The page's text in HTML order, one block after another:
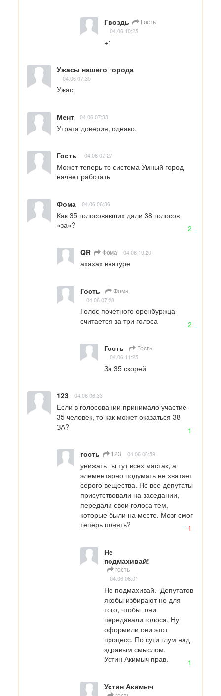
Гвоздь Гость
04.06 10:25
+1
Ужасы нашего города
04.06 07:35
Ужас
Мент 04.06 07:33
Утрата доверия, однако.
Гость 04.06 07:27
Может теперь то система Умный город
начнет работать
Фома 04.06 06:36
Как 35 голосовавших дали 38 голосов
«за»?
2
QR Фома 04.06 10:20
ахахах внатуре
Гость Фома
04.06 07:28
Голос почетного оренбуржца
считается за три голоса
2
Гость Гость
04.06 11:25
За 35 скорей
123 04.06 06:33
Если в голосовании принимало участие
35 человек, то как может оказаться 38
ЗА?
1
гость 123 04.06 06:59
унижать ты тут всех мастак, а
элементарно подумать не хватает
серого вещества. Не все депутаты
присутствовали на заседании,
передали свои голоса тем,
которые были на месте. Мозг смог
теперь понять?
-1
Не
подмахивай!
гость
04.06 08:01
Не подмахивай.  Депутатов
якобы избирают не для
того, чтобы  они
передавали голоса. Ну
оформили они этот
процесс. По сути глум над
здравым смыслом.
Устин Акимыч прав.
1
Устин Акимыч